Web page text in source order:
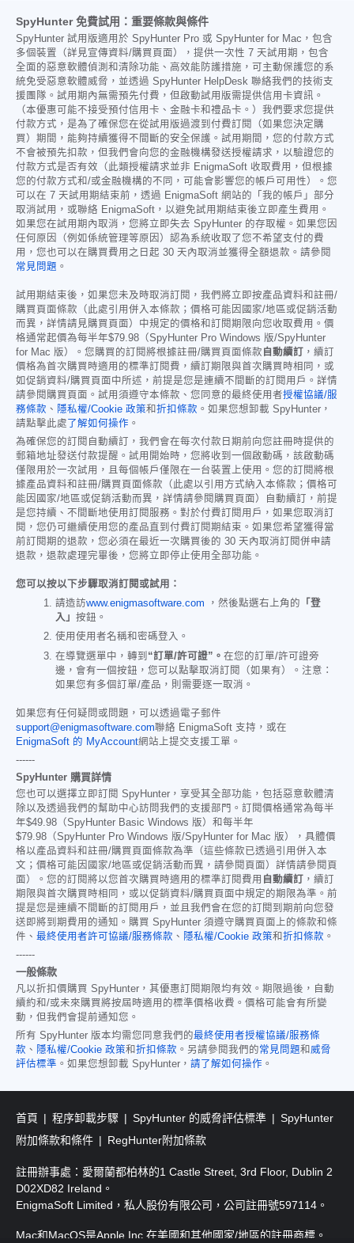
SpyHunter 免費試用：重要條款與條件
SpyHunter 試用版適用於 SpyHunter Pro 或 SpyHunter for Mac，包含
多個裝置（詳見宣傳資料/購買頁面），提供一次性 7 天試用期，包含
全面的惡意軟體偵測和清除功能、高效能防護措施，可主動保護您的系
統免受惡意軟體威脅，並透過 SpyHunter HelpDesk 聯絡我們的技術支
援團隊。試用期內無需預先付費，但啟動試用版需提供信用卡資訊。
（本優惠可能不接受預付信用卡、金融卡和禮品卡。）我們要求您提供
付款方式，是為了確保您在從試用版過渡到付費訂閱（如果您決定購
買）期間，能夠持續獲得不間斷的安全保護。試用期間，您的付款方式
不會被預先扣款，但我們會向您的金融機構發送授權請求，以驗證您的
付款方式是否有效（此類授權請求並非 EnigmaSoft 收取費用，但根據
您的付款方式和/或金融機構的不同，可能會影響您的帳戶可用性）。您
可以在 7 天試用期結束前，透過 EnigmaSoft 網站的「我的帳戶」部分
取消試用，或聯絡 EnigmaSoft，以避免試用期結束後立即產生費用。
如果您在試用期內取消，您將立即失去 SpyHunter 的存取權。如果您因
任何原因（例如係統管理等原因）認為系統收取了您不希望支付的費
用，您也可以在購買費用之日起 30 天內取消並獲得全額退款。請參閱
常見問題 。
試用期結束後，如果您未及時取消訂閱，我們將立即按產品資料和註冊/
購買頁面條款（此處引用併入本條款；價格可能因國家/地區或促銷活動
而異，詳情請見購買頁面）中規定的價格和訂閱期限向您收取費用。價
格通常起價為每半年$79.98 （SpyHunter Pro Windows 版/SpyHunter
for Mac 版）。您購買的訂閱將根據註冊/購買頁面條款 自動續訂 ，續訂
價格為首次購買時適用的標準訂閱費，續訂期限與首次購買時相同，或
如促銷資料/購買頁面中所述，前提是您是連續不間斷的訂閱用戶。詳情
請參閱購買頁面。試用須遵守本條款、您同意的最終使用者授權協議/服
務條款 、 隱私權/Cookie 政策和折扣條款 。如果您想卸載 SpyHunter，
請點擊此處了解如何操作 。
為確保您的訂閱自動續訂，我們會在每次付款日期前向您註冊時提供的
郵箱地址發送付款提醒。試用開始時，您將收到一個啟動碼，該啟動碼
僅限用於一次試用，且每個帳戶僅限在一台裝置上使用。您的訂閱將根
據產品資料和註冊/購買頁面條款（此處以引用方式納入本條款；價格可
能因國家/地區或促銷活動而異，詳情請參閱購買頁面）自動續訂，前提
是您持續、不間斷地使用訂閱服務。對於付費訂閱用戶，如果您取消訂
閱，您仍可繼續使用您的產品直到付費訂閱期結束。如果您希望獲得當
前訂閱期的退款，您必須在最近一次購買後的 30 天內取消訂閱併申請
退款，退款處理完畢後，您將立即停止使用全部功能。
您可以按以下步驟取消訂閱或試用：
請造訪www.enigmasoftware.com ，然後點選右上角的 「登
入」 按鈕。
使用使用者名稱和密碼登入。
在導覽選單中，轉到 “訂單/許可證”。 在您的訂單/許可證旁
邊，會有一個按鈕，您可以點擊取消訂閱（如果有）。注意：
如果您有多個訂單/產品，則需要逐一取消。
如果您有任何疑問或問題，可以透過電子郵件
support@enigmasoftware.com聯絡 EnigmaSoft 支持，或在
EnigmaSoft 的 MyAccount網站上提交支援工單。
------
SpyHunter 購買詳情
您也可以選擇立即訂閱 SpyHunter，享受其全部功能，包括惡意軟體清
除以及透過我們的幫助中心訪問我們的支援部門。訂閱價格通常為每半
年$49.98 （SpyHunter Basic Windows 版）和每半年
$79.98 （SpyHunter Pro Windows 版/SpyHunter for Mac 版），具體價
格以產品資料和註冊/購買頁面條款為準（這些條款已透過引用併入本
文；價格可能因國家/地區或促銷活動而異，請參閱頁面）詳情請參閱頁
面）。您的訂閱將以您首次購買時適用的標準訂閱費用 自動續訂 ，續訂
期限與首次購買時相同，或以促銷資料/購買頁面中規定的期限為準。前
提是您是連續不間斷的訂閱用戶，並且我們會在您的訂閱到期前向您發
送即將到期費用的通知。購買 SpyHunter 須遵守購買頁面上的條款和條
件、 最終使用者許可協議/服務條款 、 隱私權/Cookie 政策和折扣條款 。
------
一般條款
凡以折扣價購買 SpyHunter，其優惠訂閱期限均有效。期限過後，自動
續約和/或未來購買將按屆時適用的標準價格收費。價格可能會有所變
動，但我們會提前通知您。
所有 SpyHunter 版本均需您同意我們的最終使用者授權協議/服務條
款 、 隱私權/Cookie 政策和折扣條款 。另請參閱我們的常見問題和 威脅
評估標準 。如果您想卸載 SpyHunter， 請了解如何操作 。
首頁 程序卸載步驟 SpyHunter 的威脅評估標準
SpyHunter
附加條款和條件
RegHunter附加條款
註冊辦事處：愛爾蘭都柏林的1 Castle Street, 3rd Floor, Dublin 2
D02XD82 Ireland。
EnigmaSoft Limited，私人股份有限公司，公司註冊號597114。
Mac和MacOS是Apple Inc.在美國和其他國家/地區的註冊商標。